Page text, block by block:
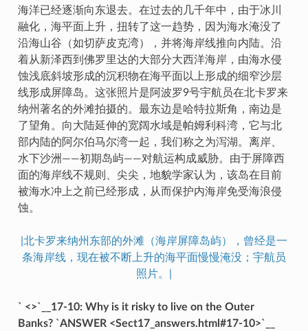
海洋已经逐渐向东退去。在过去的几千年中，由于冰川
融化，海平面上升，扭转了这一趋势，因为海水淹没了
沿海山谷（如切萨皮克湾），并将海岸线推向内陆。沿
着从新泽西到佛罗里达的大部分大西洋海岸，由海水侵
蚀浅底斜坡形成的沉积物在海平面以上形成的细窄沙层
线形成屏障岛。这张照片是阿波罗9号宇航员在北卡罗来
纳州著名的外滩拍摄的。最东边是哈特拉斯角，南边是
了望角。向大陆延伸的宽阔水域是帕姆利科湾，它与北
部内陆的阿尔伯马尔湾一起，我们称之为泻湖。离岸、
水下沙洲——初期岛屿——对航运构成威胁。由于屏障西
面的海岸线不规则、尖尖，地貌学家认为，该岛在目前
被海水冲上之前已经形成，从而保护内海岸免受海浪侵
蚀。
|北卡罗来纳州东部的外滩（海岸屏障岛屿），曾经是一
条海岸线，现在被不断上升的海平面慢慢淹没；宇航员
照片。|
` <>`__17-10: Why is it risky to live on the Outer
Banks? `ANSWER <Sect17_answers.html#17-10>`__